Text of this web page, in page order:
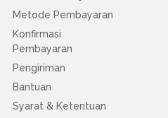
Metode Pembayaran
Konfirmasi
Pembayaran
Pengiriman
Bantuan
Syarat & Ketentuan